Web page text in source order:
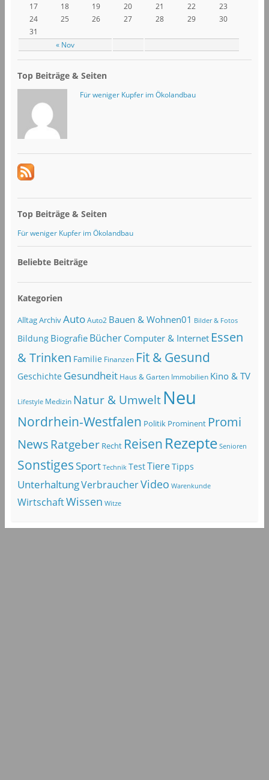
« Nov
17
18 19 20 21 22
23
24
25 26 27 28 29
30
31
Top Beiträge & Seiten
Für weniger Kupfer im Ökolandbau
Top Beiträge & Seiten
Für weniger Kupfer im Ökolandbau
Beliebte Beiträge
Kategorien
AlltagArchivAuto Auto2 Bauen & Wohnen01 Bilder & Fotos
Bildung Biografie Bücher Computer & Internet Essen
& Trinken Familie Finanzen Fit & Gesund
Geschichte Gesundheit Haus & Garten Immobilien Kino & TV
Lifestyle Medizin Natur & Umwelt Neu
Nordrhein-Westfalen Politik Prominent Promi
NewsRatgeber Recht Reisen Rezepte Senioren
SonstigesSport Technik TestTiereTipps
UnterhaltungVerbraucherVideo Warenkunde
WirtschaftWissen Witze